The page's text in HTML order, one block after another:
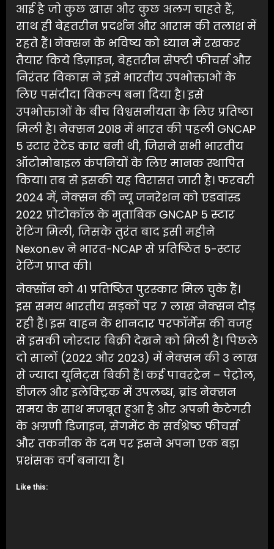
आई है जो कुछ खास और कुछ अलग चाहते हैं,
साथ ही बेहतरीन प्रदर्शन और आराम की तलाश में
रहते हैं। नेक्सन के भविष्य को ध्‍यान में रखकर
तैयार किये डिज़ाइन, बेहतरीन सेफ्टी फीचर्स और
निरंतर विकास ने इसे भारतीय उपभोक्ताओं के
लिए पसंदीदा विकल्प बना दिया है। इसे
उपभोक्ताओं के बीच विश्वसनीयता के लिए प्रतिष्ठा
मिली है। नेक्सन 2018 में भारत की पहली GNCAP
5 स्टार रेटेड कार बनी थी, जिसने सभी भारतीय
ऑटोमोबाइल कंपनियों के लिए मानक स्थापित
किया। तब से इसकी यह विरासत जारी है। फरवरी
2024 में, नेक्सन की न्‍यू जनरेशन को एडवांस्ड
2022 प्रोटोकॉल के मुताबिक GNCAP 5 स्टार
रेटिंग मिली, जिसके तुरंत बाद इसी महीने
Nexon.ev ने भारत-NCAP से प्रतिष्ठित 5-स्टार
रेटिंग प्राप्त की।
नेक्सॉन को 41 प्रतिष्ठित पुरस्कार मिल चुके हैं।
इस समय भारतीय सड़कों पर 7 लाख नेक्सन दौड़
रही हैं। इस वाहन के शानदार परफॉर्मेंस की वजह
से इसकी जोरदार बिक्री देखने को मिली है। पिछले
दो सालों (2022 और 2023) में नेक्सन की 3 लाख
से ज्यादा यूनिट्स बिकी हैं। कई पावरट्रेन – पेट्रोल,
डीजल और इलेक्ट्रिक में उपलब्ध, ब्रांड नेक्सन
समय के साथ मजबूत हुआ है और अपनी कैटेगरी
के अग्रणी डिजाइन, सेगमेंट के सर्वश्रेष्ठ फीचर्स
और तकनीक के दम पर इसने अपना एक बड़ा
प्रशंसक वर्ग बनाया है।
Like this: